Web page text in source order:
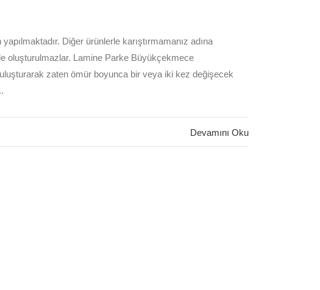
Diğer ürünlerle karıştırmamanız adına
oluşturulmazlar. Lamine Parke Büyükçekmece
zaten ömür boyunca bir veya iki kez değişecek
Devamını Oku